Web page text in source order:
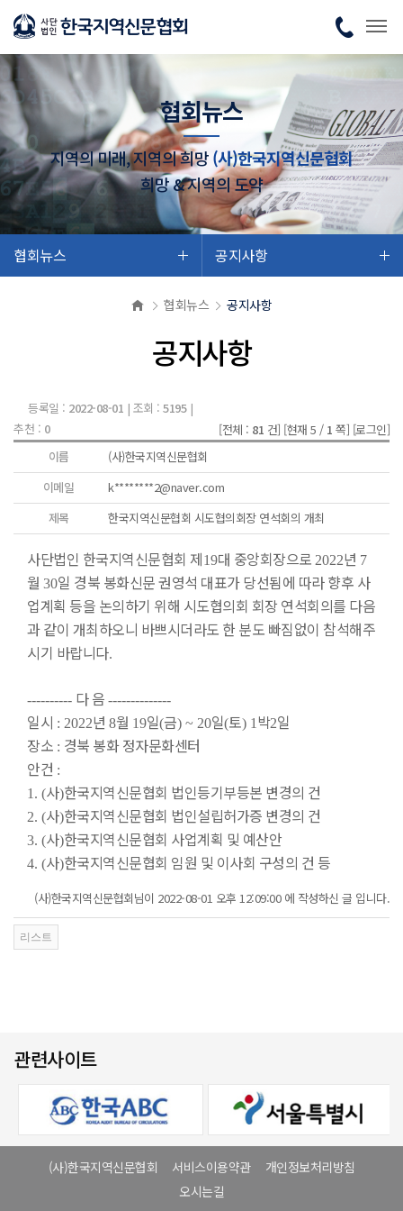
협회뉴스
지역의 미래, 지역의 희망(사)한국지역신문협회
희망 & 지역의 도약
협회뉴스 공지사항
협회뉴스 공지사항
공지사항
등록일 : 2022-08-01 | 조회 : 5195|
추천 : 0 [전체 : 81 건] [현재 5 / 1 쪽] [로그인]
이름
(사)한국지역신문협회
이메일
k********2@naver.com
제목
한국지역신문협회 시도협의회장 연석회의 개최
사단법인 한국지역신문협회 제19대 중앙회장으로 2022년 7
월 30일 경북 봉화신문 권영석 대표가 당선됨에 따라 향후 사
업계획 등을 논의하기 위해 시도협의회 회장 연석회의를 다음
과 같이 개최하오니 바쁘시더라도 한 분도 빠짐없이 참석해주
시기 바랍니다.
---------- 다 음 --------------
일시 : 2022년 8월 19일(금) ~ 20일(토) 1 박2일
장소 : 경북 봉화 정자문화센터
안건 :
1. (사)한국지역신문협회 법인등기부등본 변경의 건
2. (사)한국지역신문협회 법인설립허가증 변경의 건
3. (사)한국지역신문협회 사업계획 및 예산안
4. (사)한국지역신문협회 임원 및 이사회 구성의 건 등
(사)한국지역신문협회님이 2022-08-01 오후 12:09:00 에 작성하신 글 입니다.
관련사이트
(사)한국지역신문협회 서비스이용약관
개인정보처리방침
오시는길